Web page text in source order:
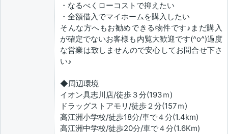
・なるべくローコストで抑えたい
・全額借入でマイホームを購入したい
そんな方へもお勧めできる物件です♪まだ購入
が確定でないお客様も内覧大歓迎です(^o^)過度
な営業は致しませんので安心してお問合せ下さ
い♪
◆周辺環境
イオン具志川店/徒歩３分(193ｍ)
ドラッグストアモリ/徒歩２分(157ｍ)
高江洲小学校/徒歩18分/車で４分(1.4km)
高江洲中学校/徒歩20分/車で４分(1.6Km)